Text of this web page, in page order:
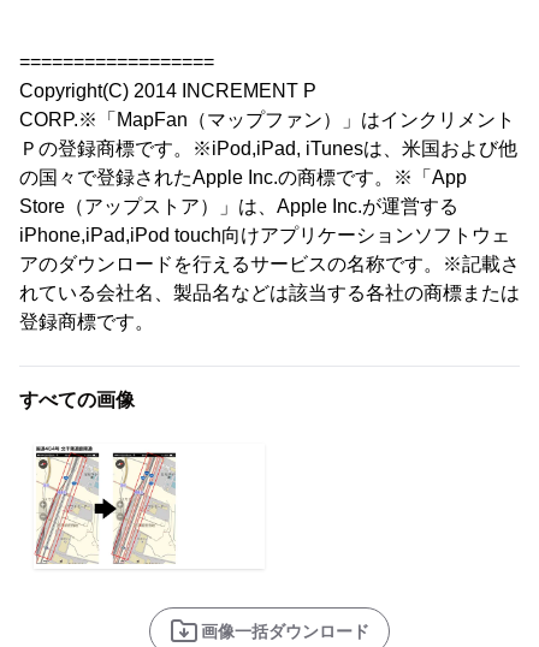
==================
Copyright(C) 2014 INCREMENT P
CORP.※「MapFan（マップファン）」はインクリメント
Ｐの登録商標です。※iPod,iPad, iTunesは、米国および他
の国々で登録されたApple Inc.の商標です。※「App
Store（アップストア）」は、Apple Inc.が運営する
iPhone,iPad,iPod touch向けアプリケーションソフトウェ
アのダウンロードを行えるサービスの名称です。※記載さ
れている会社名、製品名などは該当する各社の商標または
登録商標です。
すべての画像
画像一括ダウンロード